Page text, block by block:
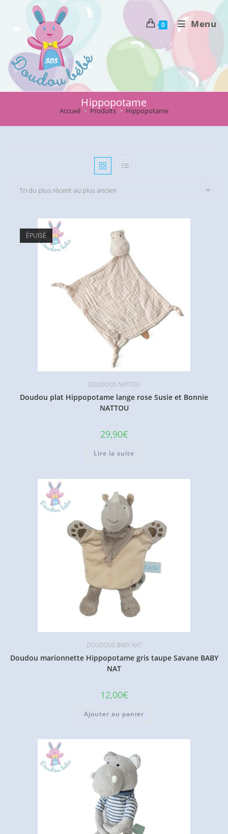
0 Menu
Hippopotame
Accueil > Produits > Hippopotame
Tri du plus récent au plus ancien
ÉPUISÉ
DOUDOUS NATTOU
Doudou plat Hippopotame lange rose Susie et Bonnie
NATTOU
29,90€
Lire la suite
DOUDOUS BABY NAT
Doudou marionnette Hippopotame gris taupe Savane BABY
NAT
12,00€
Ajouter au panier